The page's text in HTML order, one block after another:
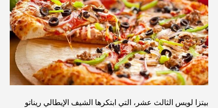
المستشفيات الحكومية في دبي: رعاية صحية شاملة للجميع
أغلى سيارة لامبورغيني على الإطلاق: قائمة هواة الجمع
أغلى مدارس جيمس في دبي: دليل شامل للآباء
بيتزا لويس الثالث عشر، التي ابتكرها الشيف الإيطالي ريناتو